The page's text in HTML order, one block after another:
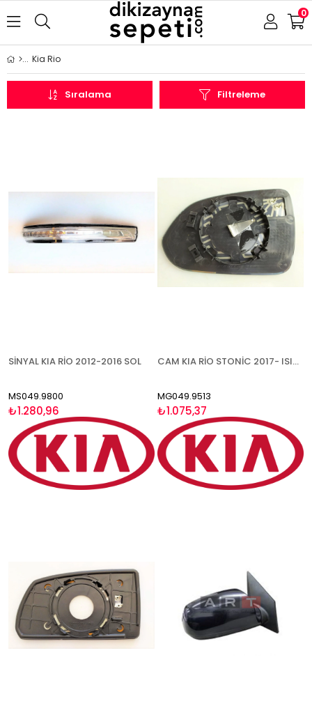
0
Kia Rio
Filtreleme
Sıralama
SİNYAL KIA RİO 2012-2016 SOL
MS049.9800
₺1.280,96
CAM KIA RİO STONİC 2017- ISITMALI SAĞ
MG049.9513
₺1.075,37